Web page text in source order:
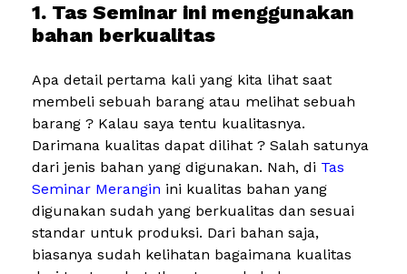
1. Tas Seminar ini menggunakan
bahan berkualitas
Apa detail pertama kali yang kita lihat saat
membeli sebuah barang atau melihat sebuah
barang ? Kalau saya tentu kualitasnya.
Darimana kualitas dapat dilihat ? Salah satunya
dari jenis bahan yang digunakan. Nah, di Tas
Seminar Merangin ini kualitas bahan yang
digunakan sudah yang berkualitas dan sesuai
standar untuk produksi. Dari bahan saja,
biasanya sudah kelihatan bagaimana kualitas